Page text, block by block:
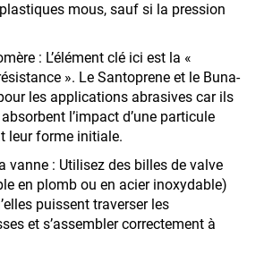
mous, sauf si la pression
: L’élément clé ici est la «
». Le Santoprene et le Buna-
les applications abrasives car ils
l’impact d’une particule
leur forme initiale.
vanne : Utilisez des billes de valve
en plomb ou en acier inoxydable)
puissent traverser les
et s’assembler correctement à